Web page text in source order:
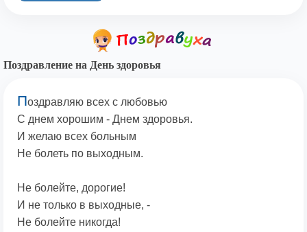
Поздравление на День здоровья
Поздравляю всех с любовью
С днем хорошим - Днем здоровья.
И желаю всех больным
Не болеть по выходным.
Не болейте, дорогие!
И не только в выходные, -
Не болейте никогда!